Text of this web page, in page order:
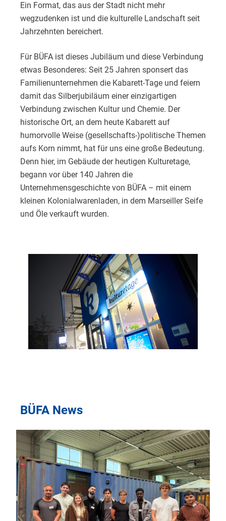
Ein Format, das aus der Stadt nicht mehr
wegzudenken ist und die kulturelle Landschaft seit
Jahrzehnten bereichert.
Für BÜFA ist dieses Jubiläum und diese Verbindung
etwas Besonderes: Seit 25 Jahren sponsert das
Familienunternehmen die Kabarett-Tage und feiern
damit das Silberjubiläum einer einzigartigen
Verbindung zwischen Kultur und Chemie. Der
historische Ort, an dem heute Kabarett auf
humorvolle Weise (gesellschafts-)politische Themen
aufs Korn nimmt, hat für uns eine große Bedeutung.
Denn hier, im Gebäude der heutigen Kulturetage,
begann vor über 140 Jahren die
Unternehmensgeschichte von BÜFA – mit einem
kleinen Kolonialwarenladen, in dem Marseiller Seife
und Öle verkauft wurden.
BÜFA News